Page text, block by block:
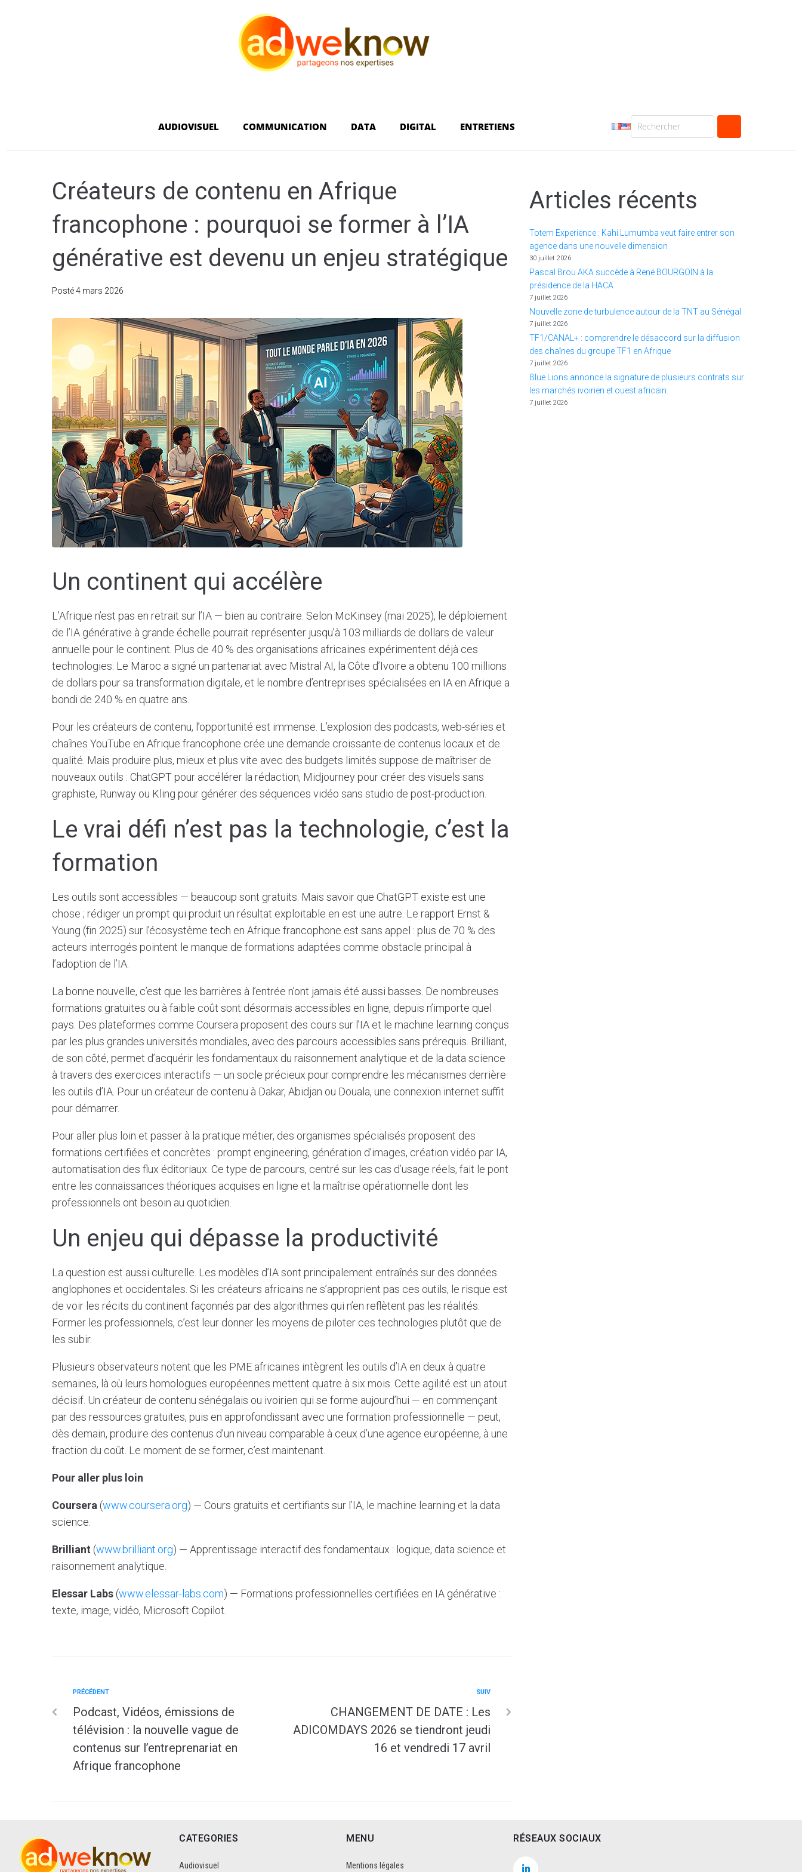
AUDIOVISUEL COMMUNICATION DATA DIGITAL ENTRETIENS
Créateurs de contenu en Afrique
francophone : pourquoi se former à l’IA
générative est devenu un enjeu stratégique
Posté4 mars 2026
Un continent qui accélère
L’Afrique n’est pas en retrait sur l’IA — bien au contraire. Selon McKinsey (mai 2025), le déploiement
de l’IA générative à grande échelle pourrait représenter jusqu’à 103 milliards de dollars de valeur
annuelle pour le continent. Plus de 40 % des organisations africaines expérimentent déjà ces
technologies. Le Maroc a signé un partenariat avec Mistral AI, la Côte d’Ivoire a obtenu 100 millions
de dollars pour sa transformation digitale, et le nombre d’entreprises spécialisées en IA en Afrique a
bondi de 240 % en quatre ans.
Pour les créateurs de contenu, l’opportunité est immense. L’explosion des podcasts, web-séries et
chaînes YouTube en Afrique francophone crée une demande croissante de contenus locaux et de
qualité. Mais produire plus, mieux et plus vite avec des budgets limités suppose de maîtriser de
nouveaux outils : ChatGPT pour accélérer la rédaction, Midjourney pour créer des visuels sans
graphiste, Runway ou Kling pour générer des séquences vidéo sans studio de post-production.
Le vrai défi n’est pas la technologie, c’est la
formation
Les outils sont accessibles — beaucoup sont gratuits. Mais savoir que ChatGPT existe est une
chose ; rédiger un prompt qui produit un résultat exploitable en est une autre. Le rapport Ernst &
Young (fin 2025) sur l’écosystème tech en Afrique francophone est sans appel : plus de 70 % des
acteurs interrogés pointent le manque de formations adaptées comme obstacle principal à
l’adoption de l’IA.
La bonne nouvelle, c’est que les barrières à l’entrée n’ont jamais été aussi basses. De nombreuses
formations gratuites ou à faible coût sont désormais accessibles en ligne, depuis n’importe quel
pays. Des plateformes comme Coursera proposent des cours sur l’IA et le machine learning conçus
par les plus grandes universités mondiales, avec des parcours accessibles sans prérequis. Brilliant,
de son côté, permet d’acquérir les fondamentaux du raisonnement analytique et de la data science
à travers des exercices interactifs — un socle précieux pour comprendre les mécanismes derrière
les outils d’IA. Pour un créateur de contenu à Dakar, Abidjan ou Douala, une connexion internet suffit
pour démarrer.
Pour aller plus loin et passer à la pratique métier, des organismes spécialisés proposent des
formations certifiées et concrètes : prompt engineering, génération d’images, création vidéo par IA,
automatisation des flux éditoriaux. Ce type de parcours, centré sur les cas d’usage réels, fait le pont
entre les connaissances théoriques acquises en ligne et la maîtrise opérationnelle dont les
professionnels ont besoin au quotidien.
Un enjeu qui dépasse la productivité
La question est aussi culturelle. Les modèles d’IA sont principalement entraînés sur des données
anglophones et occidentales. Si les créateurs africains ne s’approprient pas ces outils, le risque est
de voir les récits du continent façonnés par des algorithmes qui n’en reflètent pas les réalités.
Former les professionnels, c’est leur donner les moyens de piloter ces technologies plutôt que de
les subir.
Plusieurs observateurs notent que les PME africaines intègrent les outils d’IA en deux à quatre
semaines, là où leurs homologues européennes mettent quatre à six mois. Cette agilité est un atout
décisif. Un créateur de contenu sénégalais ou ivoirien qui se forme aujourd’hui — en commençant
par des ressources gratuites, puis en approfondissant avec une formation professionnelle — peut,
dès demain, produire des contenus d’un niveau comparable à ceux d’une agence européenne, à une
fraction du coût. Le moment de se former, c’est maintenant.
Pour aller plus loin
Coursera (www.coursera.org) — Cours gratuits et certifiants sur l’IA, le machine learning et la data
science.
Brilliant (www.brilliant.org) — Apprentissage interactif des fondamentaux : logique, data science et
raisonnement analytique.
Elessar Labs (www.elessar-labs.com) — Formations professionnelles certifiées en IA générative :
texte, image, vidéo, Microsoft Copilot.
PRÉCÉDENT
Podcast, Vidéos, émissions de
télévision : la nouvelle vague de
contenus sur l’entreprenariat en
Afrique francophone
SUIV
CHANGEMENT DE DATE : Les
ADICOMDAYS 2026 se tiendront jeudi
16 et vendredi 17 avril
Articles récents
Totem Experience : Kahi Lumumba veut faire entrer son
agence dans une nouvelle dimension
30 juillet 2026
Pascal Brou AKA succède à René BOURGOIN à la
présidence de la HACA
7 juillet 2026
Nouvelle zone de turbulence autour de la TNT au Sénégal
7 juillet 2026
TF1/CANAL+ : comprendre le désaccord sur la diffusion
des chaînes du groupe TF1 en Afrique
7 juillet 2026
Blue Lions annonce la signature de plusieurs contrats sur
les marchés ivoirien et ouest africain.
7 juillet 2026
CATEGORIES
Audiovisuel
MENU
Mentions légales
RÉSEAUX SOCIAUX